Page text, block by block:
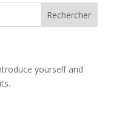
yourself and